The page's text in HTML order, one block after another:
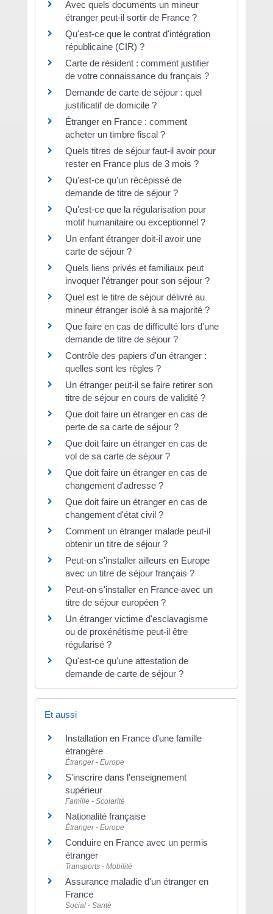
Avec quels documents un mineur
étranger peut-il sortir de France ?
Qu'est-ce que le contrat d'intégration
républicaine (CIR) ?
Carte de résident : comment justifier
de votre connaissance du français ?
Demande de carte de séjour : quel
justificatif de domicile ?
Étranger en France : comment
acheter un timbre fiscal ?
Quels titres de séjour faut-il avoir pour
rester en France plus de 3 mois ?
Qu'est-ce qu'un récépissé de
demande de titre de séjour ?
Qu'est-ce que la régularisation pour
motif humanitaire ou exceptionnel ?
Un enfant étranger doit-il avoir une
carte de séjour ?
Quels liens privés et familiaux peut
invoquer l'étranger pour son séjour ?
Quel est le titre de séjour délivré au
mineur étranger isolé à sa majorité ?
Que faire en cas de difficulté lors d'une
demande de titre de séjour ?
Contrôle des papiers d'un étranger :
quelles sont les règles ?
Un étranger peut-il se faire retirer son
titre de séjour en cours de validité ?
Que doit faire un étranger en cas de
perte de sa carte de séjour ?
Que doit faire un étranger en cas de
vol de sa carte de séjour ?
Que doit faire un étranger en cas de
changement d'adresse ?
Que doit faire un étranger en cas de
changement d'état civil ?
Comment un étranger malade peut-il
obtenir un titre de séjour ?
Peut-on s'installer ailleurs en Europe
avec un titre de séjour français ?
Peut-on s'installer en France avec un
titre de séjour européen ?
Un étranger victime d'esclavagisme
ou de proxénétisme peut-il être
régularisé ?
Qu'est-ce qu'une attestation de
demande de carte de séjour ?
Et aussi
Installation en France d'une famille
étrangère
Étranger - Europe
S'inscrire dans l'enseignement
supérieur
Famille - Scolarité
Nationalité française
Étranger - Europe
Conduire en France avec un permis
étranger
Transports - Mobilité
Assurance maladie d'un étranger en
France
Social - Santé